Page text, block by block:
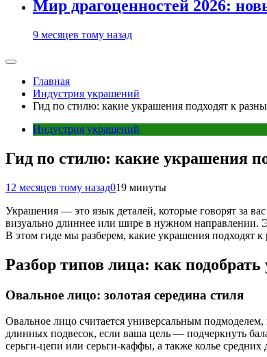
Мир драгоценностей 2026:
9 месяцев тому назад
Главная
Индустрия украшений
Гид по стилю: какие украшения подходят к
Индустрия украшений
Гид по стилю: какие украшения
12 месяцев тому назад019 минуты
Украшения — это язык деталей, которые говорят за
визуально длиннее или шире в нужном направлении.
В этом гиде мы разберем, какие украшения подходят
Разбор типов лица: как
Овальное лицо: золотая середина стиля
Овальное лицо считается универсальным
длинных подвесок, если ваша цель — подчеркнуть
серьги-цепи или серьги-каффы, а также колье